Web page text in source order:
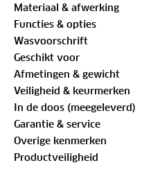
rug van je kindje extra
De stoel bevestig je in de
Isofix-haken. Zo installeer
veilige manier die mogelijk
stoel vast met het gebruik
Naast de isofix
aan de allerstrengste i-Size
De hoofdsteun is
de stoel altijd bescherming
brede zij- en
Materiaal & afwerking
Functies & opties
Wasvoorschrift
Geschikt voor
Afmetingen & gewicht
Veiligheid & keurmerken
In de doos (meegeleverd)
Garantie & service
Overige kenmerken
Productveiligheid